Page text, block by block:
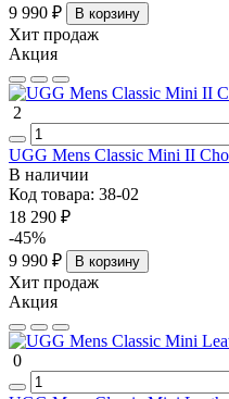
9 990 ₽
В корзину
Хит продаж
Акция
2
UGG Mens Classic Mini II
В наличии
Код товара: 38-02
18 290 ₽
-45%
9 990 ₽
В корзину
Хит продаж
Акция
0